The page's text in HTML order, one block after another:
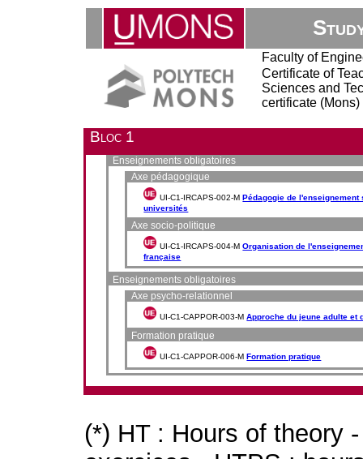
Faculty of
Certificate of
Sciences and
certificate (Mons)
Bloc 1
Enseignements obligatoires
Axe pédagogique
UI-C1-IRCAPS-002-MPédagogie de
universités
Axe socio-politique
UI-C1-IRCAPS-004-MOrganisation de
française
Enseignements obligatoires
Axe psycho-relationnel
UI-C1-CAPPOR-003-MApproche du jeune adulte et
Formation pratique
UI-C1-CAPPOR-006-MFormation pratique
(*) HT : Hours of theory